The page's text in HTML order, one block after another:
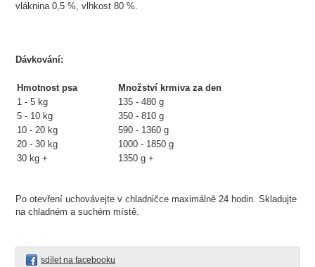
vláknina 0,5 %, vlhkost 80 %.
Dávkování:
Hmotnost psa
Množství krmiva za den
1 - 5 kg
135 - 480 g
5 - 10 kg
350 - 810 g
10 - 20 kg
590 - 1360 g
20 - 30 kg
1000 - 1850 g
30 kg +
1350 g +
Po otevření uchovávejte v chladničce maximálně 24 hodin. Skladujte
na chladném a suchém místě.
sdílet na facebooku